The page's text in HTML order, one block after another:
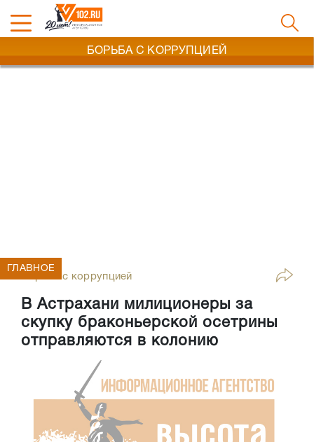
БОРЬБА С КОРРУПЦИЕЙ
Борьба с коррупцией
В Астрахани милиционеры за
скупку браконьерской осетрины
отправляются в колонию
ГЛАВНОЕ